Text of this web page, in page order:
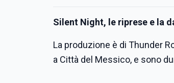
Silent Night, le riprese e la
La produzione è di Thunder
a Città del Messico, e sono